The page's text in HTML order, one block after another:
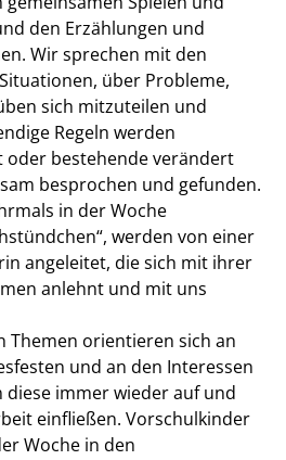
den Erzählungen und
Wir sprechen mit den
über Probleme,
sich mitzuteilen und
Regeln werden
oder bestehende verändert
besprochen und gefunden.
in der Woche
werden von einer
angeleitet, die sich mit ihrer
anlehnt und mit uns
Themen orientieren sich an
und an den Interessen
immer wieder auf und
einfließen. Vorschulkinder
Woche in den